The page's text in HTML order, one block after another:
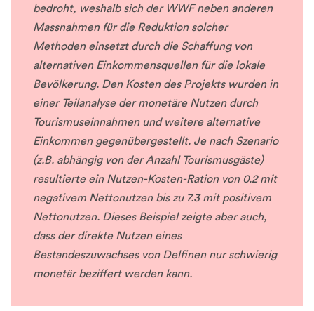
bedroht, weshalb sich der WWF neben anderen
Massnahmen für die Reduktion solcher
Methoden einsetzt durch die Schaffung von
alternativen Einkommensquellen für die lokale
Bevölkerung. Den Kosten des Projekts wurden in
einer Teilanalyse der monetäre Nutzen durch
Tourismuseinnahmen und weitere alternative
Einkommen gegenübergestellt. Je nach Szenario
(z.B. abhängig von der Anzahl Tourismusgäste)
resultierte ein Nutzen-Kosten-Ration von 0.2 mit
negativem Nettonutzen bis zu 7.3 mit positivem
Nettonutzen. Dieses Beispiel zeigte aber auch,
dass der direkte Nutzen eines
Bestandeszuwachses von Delfinen nur schwierig
monetär beziffert werden kann.